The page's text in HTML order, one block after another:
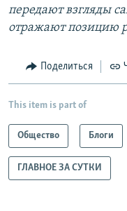
передают взгляды
отражают позицию
Поделиться
This item is part of
Общество Блоги
ГЛАВНОЕ ЗА СУТКИ